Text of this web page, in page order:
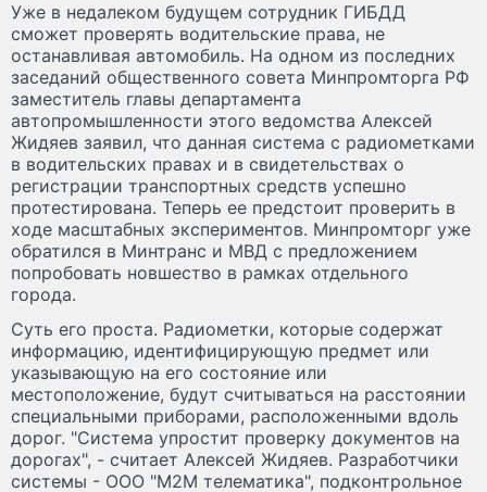
Уже в недалеком будущем сотрудник ГИБДД
сможет проверять водительские права, не
останавливая автомобиль. На одном из последних
заседаний общественного совета Минпромторга РФ
заместитель главы департамента
автопромышленности этого ведомства Алексей
Жидяев заявил, что данная система с радиометками
в водительских правах и в свидетельствах о
регистрации транспортных средств успешно
протестирована. Теперь ее предстоит проверить в
ходе масштабных экспериментов. Минпромторг уже
обратился в Минтранс и МВД с предложением
попробовать новшество в рамках отдельного
города.
Суть его проста. Радиометки, которые содержат
информацию, идентифицирующую предмет или
указывающую на его состояние или
местоположение, будут считываться на расстоянии
специальными приборами, расположенными вдоль
дорог. "Система упростит проверку документов на
дорогах", - считает Алексей Жидяев. Разработчики
системы - ООО "М2М телематика", подконтрольное